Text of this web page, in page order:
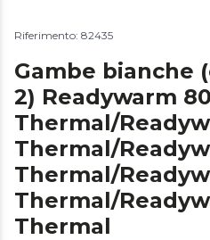
Riferimento: 82435
Gambe bianche
2) Readywarm
Thermal/
Thermal/
Thermal/
Thermal/
Thermal